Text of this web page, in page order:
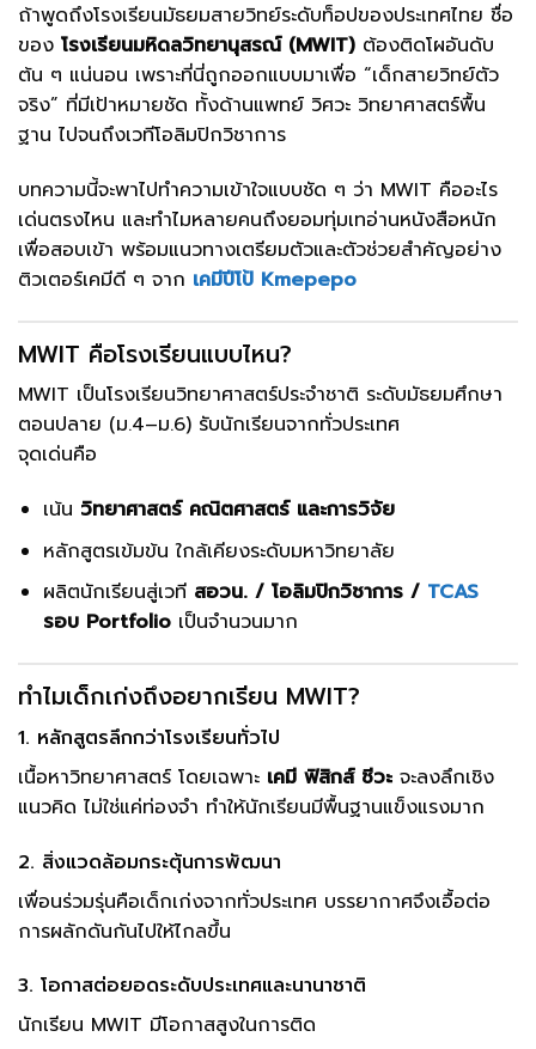
ถ้าพูดถึงโรงเรียนมัธยมสายวิทย์ระดับท็อปของประเทศไทย ชื่อ
ของ โรงเรียนมหิดลวิทยานุสรณ์ (MWIT) ต้องติดโผอันดับ
ต้น ๆ แน่นอน เพราะที่นี่ถูกออกแบบมาเพื่อ “เด็กสายวิทย์ตัว
จริง” ที่มีเป้าหมายชัด ทั้งด้านแพทย์ วิศวะ วิทยาศาสตร์พื้น
ฐาน ไปจนถึงเวทีโอลิมปิกวิชาการ
บทความนี้จะพาไปทำความเข้าใจแบบชัด ๆ ว่า MWIT คืออะไร
เด่นตรงไหน และทำไมหลายคนถึงยอมทุ่มเทอ่านหนังสือหนัก
เพื่อสอบเข้า พร้อมแนวทางเตรียมตัวและตัวช่วยสำคัญอย่าง
ติวเตอร์เคมีดี ๆ จาก เคมีปีโป้ Kmepepo
MWIT คือโรงเรียนแบบไหน?
MWIT เป็นโรงเรียนวิทยาศาสตร์ประจำชาติ ระดับมัธยมศึกษา
ตอนปลาย (ม.4–ม.6) รับนักเรียนจากทั่วประเทศ
จุดเด่นคือ
เน้น วิทยาศาสตร์ คณิตศาสตร์ และการวิจัย
หลักสูตรเข้มข้น ใกล้เคียงระดับมหาวิทยาลัย
ผลิตนักเรียนสู่เวที สอวน. / โอลิมปิกวิชาการ / TCAS
รอบ Portfolioเป็นจำนวนมาก
ทำไมเด็กเก่งถึงอยากเรียน MWIT?
1. หลักสูตรลึกกว่าโรงเรียนทั่วไป
เนื้อหาวิทยาศาสตร์ โดยเฉพาะ เคมี ฟิสิกส์ ชีวะ จะลงลึกเชิง
แนวคิด ไม่ใช่แค่ท่องจำ ทำให้นักเรียนมีพื้นฐานแข็งแรงมาก
2. สิ่งแวดล้อมกระตุ้นการพัฒนา
เพื่อนร่วมรุ่นคือเด็กเก่งจากทั่วประเทศ บรรยากาศจึงเอื้อต่อ
การผลักดันกันไปให้ไกลขึ้น
3. โอกาสต่อยอดระดับประเทศและนานาชาติ
นักเรียน MWIT มีโอกาสสูงในการติด